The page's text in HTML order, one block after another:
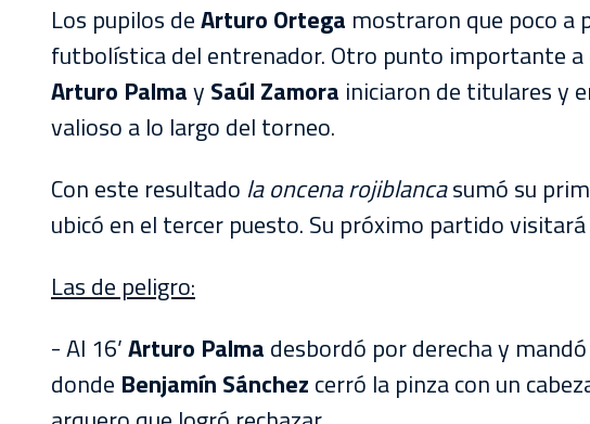
Los pupilos deArturo Ortega mostraron que poco a
futbolística del entrenador. Otro punto importante a
Arturo Palmay Saúl Zamora iniciaron de titulares y
valioso a lo largo del torneo.
Con este resultado la oncena rojiblancasumó su
ubicó en el tercer puesto. Su próximo partido visitará
Las de peligro:
- Al 16’Arturo Palma desbordó por derecha y
donde Benjamín Sánchez cerró la pinza con un